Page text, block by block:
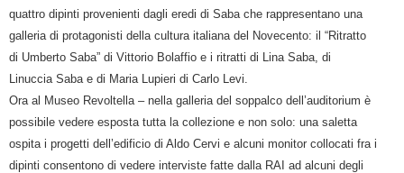
quattro dipinti provenienti dagli eredi di Saba che rappresentano una
galleria di protagonisti della cultura italiana del Novecento: il “Ritratto
di Umberto Saba” di Vittorio Bolaffio e i ritratti di Lina Saba, di
Linuccia Saba e di Maria Lupieri di Carlo Levi.
Ora al Museo Revoltella – nella galleria del soppalco dell’auditorium è
possibile vedere esposta tutta la collezione e non solo: una saletta
ospita i progetti dell’edificio di Aldo Cervi e alcuni monitor collocati fra i
dipinti consentono di vedere interviste fatte dalla RAI ad alcuni degli